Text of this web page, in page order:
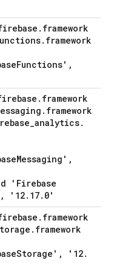
. framework
. framework
Functions' ,
. framework
. framework
_analytics.
Messaging' ,
'Firebase
, '12. 17. 0'
. framework
. framework
Storage' , '12.